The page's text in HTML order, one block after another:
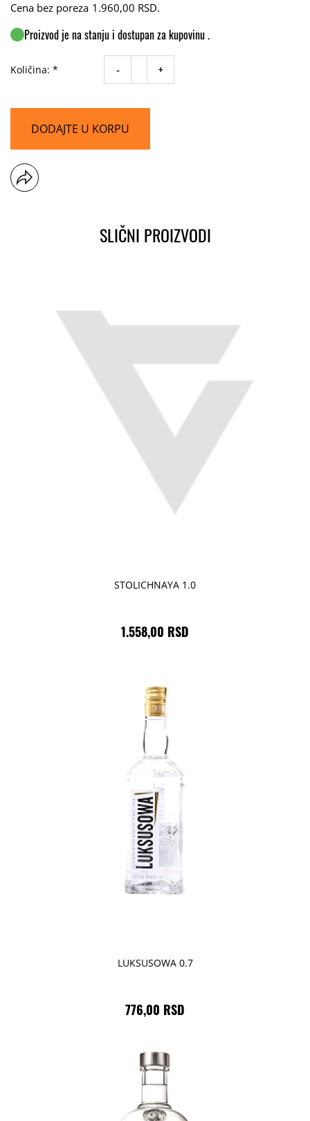
Cena bez poreza 1.960,00 RSD.
Proizvod je na stanju i dostupan za kupovinu .
Količina: * - +
DODAJTE U KORPU
SLIČNI PROIZVODI
STOLICHNAYA 1.0
1.558,00 RSD
LUKSUSOWA 0.7
776,00 RSD